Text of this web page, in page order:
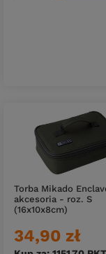
Torba Mikado
akcesoria - roz. S
(16x10x8cm)
34,90 zł